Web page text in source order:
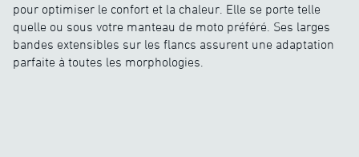
pour optimiser le confort et la chaleur. Elle se porte telle
quelle ou sous votre manteau de moto préféré. Ses larges
bandes extensibles sur les flancs assurent une adaptation
parfaite à toutes les morphologies.